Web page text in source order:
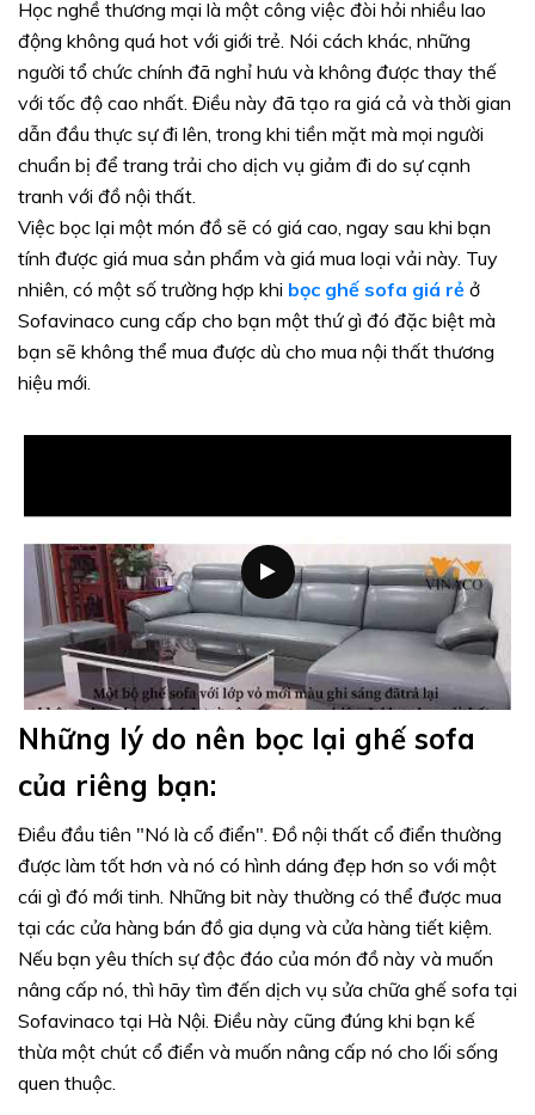
Học nghề thương mại là một công việc đòi hỏi nhiều lao
động không quá hot với giới trẻ. Nói cách khác, những
người tổ chức chính đã nghỉ hưu và không được thay thế
với tốc độ cao nhất. Điều này đã tạo ra giá cả và thời gian
dẫn đầu thực sự đi lên, trong khi tiền mặt mà mọi người
chuẩn bị để trang trải cho dịch vụ giảm đi do sự cạnh
tranh với đồ nội thất.
Việc bọc lại một món đồ sẽ có giá cao, ngay sau khi bạn
tính được giá mua sản phẩm và giá mua loại vải này. Tuy
nhiên, có một số trường hợp khi bọc ghế sofa giá rẻ ở
Sofavinaco cung cấp cho bạn một thứ gì đó đặc biệt mà
bạn sẽ không thể mua được dù cho mua nội thất thương
hiệu mới.
Những lý do nên bọc lại ghế sofa
của riêng bạn:
Điều đầu tiên "Nó là cổ điển". Đồ nội thất cổ điển thường
được làm tốt hơn và nó có hình dáng đẹp hơn so với một
cái gì đó mới tinh. Những bit này thường có thể được mua
tại các cửa hàng bán đồ gia dụng và cửa hàng tiết kiệm.
Nếu bạn yêu thích sự độc đáo của món đồ này và muốn
nâng cấp nó, thì hãy tìm đến dịch vụ sửa chữa ghế sofa tại
Sofavinaco tại Hà Nội. Điều này cũng đúng khi bạn kế
thừa một chút cổ điển và muốn nâng cấp nó cho lối sống
quen thuộc.